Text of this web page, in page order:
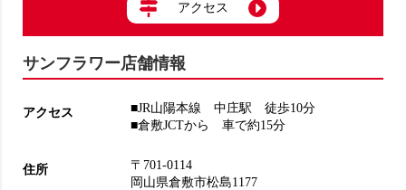
アクセス
サンフラワー店舗情報
アクセス
■JR山陽本線 中庄駅 徒歩10分
■倉敷JCTから 車で約15分
住所
〒701-0114
岡山県倉敷市松島1177